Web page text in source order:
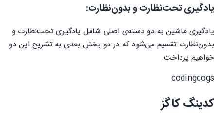
یادگیری تحت‌نظارت و بدون‌نظارت:
یادگیری ماشین به دو دسته‌ی اصلی شامل یادگیری تحت‌نظارت و
بدون‌نظارت تقسیم می‌شود که در دو بخش بعدی به تشریح این دو
خواهیم پرداخت.
codingcogs
کدینگ کاگز